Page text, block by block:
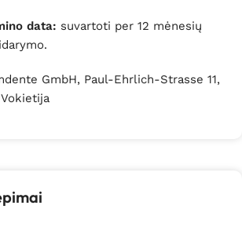
data: suvartoti per 12 mėnesių
GmbH, Paul-Ehrlich-Strasse 11,